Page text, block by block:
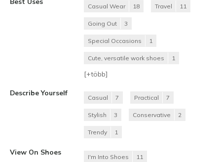
Casual Wear 18 Travel 11
Going Out 3
Special Occasions 1
Cute, versatile work shoes 1
[+több]
Describe Yourself
Casual 7 Practical 7
Stylish 3 Conservative 2
Trendy 1
View On Shoes
I'm Into Shoes 11